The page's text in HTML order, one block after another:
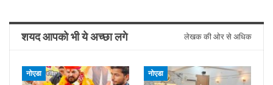
शयद आपको भी ये अच्छा लगे लेखक की ओर से अधिक
नोएडा नोएडा